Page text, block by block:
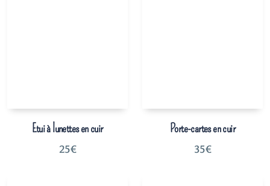
Etui à lunettes en cuir
25€
Porte-cartes en cuir
35€